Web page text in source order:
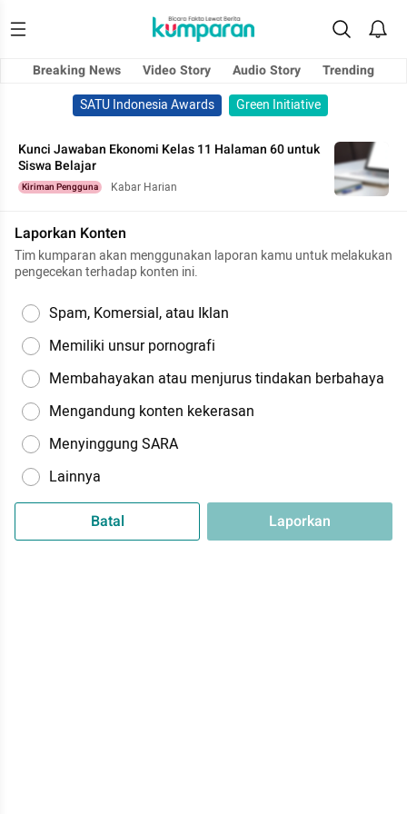
Breaking News Video Story Audio Story
Trending
SATU Indonesia Awards
Green Initiative
Kunci Jawaban Ekonomi Kelas 11 Halaman 60 untuk
Siswa Belajar
Kiriman Pengguna Kabar Harian
Laporkan Konten
Tim kumparan akan menggunakan laporan kamu untuk melakukan
pengecekan terhadap konten ini.
Spam, Komersial, atau Iklan
Memiliki unsur pornografi
Membahayakan atau menjurus tindakan berbahaya
Mengandung konten kekerasan
Menyinggung SARA
Lainnya
Batal Laporkan